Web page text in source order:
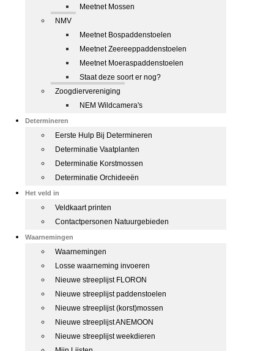
Meetnet Mossen
NMV
Meetnet Bospaddenstoelen
Meetnet Zeereeppaddenstoelen
Meetnet Moeraspaddenstoelen
Staat deze soort er nog?
Zoogdiervereniging
NEM Wildcamera's
Determineren
Eerste Hulp Bij Determineren
Determinatie Vaatplanten
Determinatie Korstmossen
Determinatie Orchideeën
Het veld in
Veldkaart printen
Contactpersonen Natuurgebieden
Waarnemingen
Waarnemingen
Losse waarneming invoeren
Nieuwe streeplijst FLORON
Nieuwe streeplijst paddenstoelen
Nieuwe streeplijst (korst)mossen
Nieuwe streeplijst ANEMOON
Nieuwe streeplijst weekdieren